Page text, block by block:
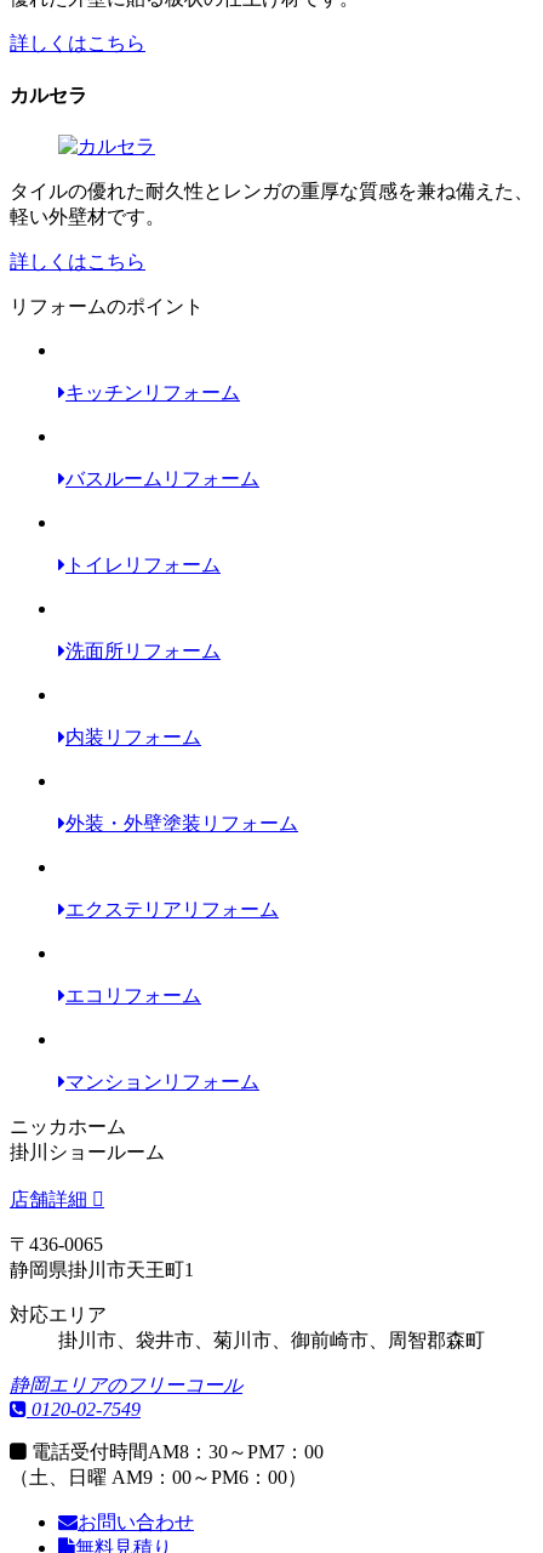
詳しくはこちら
カルセラ
タイルの優れた耐久性とレンガの重厚な質感を兼ね備えた、
軽い外壁材です。
詳しくはこちら
リフォームのポイント
キッチンリフォーム
バスルームリフォーム
トイレリフォーム
洗面所リフォーム
内装リフォーム
外装・外壁塗装リフォーム
エクステリアリフォーム
エコリフォーム
マンションリフォーム
ニッカホーム
掛川ショールーム
店舗詳細
〒436-0065
静岡県掛川市天王町1
対応エリア
掛川市、袋井市、菊川市、御前崎市、周智郡森町
静岡エリアのフリーコール
0120-02-7549
電話受付時間AM8：30～PM7：00
（土、日曜 AM9：00～PM6：00）
お問い合わせ
無料見積り